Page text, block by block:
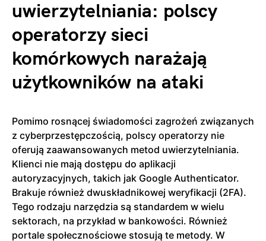
uwierzytelniania: polscy
operatorzy sieci
komórkowych narażają
użytkowników na ataki
Pomimo rosnącej świadomości zagrożeń związanych
z cyberprzestępczością, polscy operatorzy nie
oferują zaawansowanych metod uwierzytelniania.
Klienci nie mają dostępu do aplikacji
autoryzacyjnych, takich jak Google Authenticator.
Brakuje również dwuskładnikowej weryfikacji (2FA).
Tego rodzaju narzędzia są standardem w wielu
sektorach, na przykład w bankowości. Również
portale społecznościowe stosują te metody. W